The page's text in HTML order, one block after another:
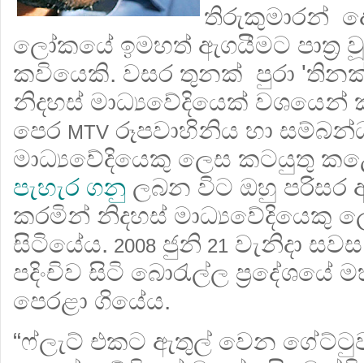
තිරුකුමාරන්
ලෝකයේ ඉමහත් ඇගයීමට පාත්‍ර
කවියෙකි. වසර තුනක් පුරා
නිදහස් මාධ්‍යවේදියෙක්
පෙර MTV රූපවාහිනිය හා
මාධ්‍යවේදියෙකු ලෙස කටයුතු
පැහැර ගනු ලබන විට ඔහු පරිසර
කරමින් නිදහස් මාධ්‍යවේදියෙකු
සිටියේය. 2008 ජුනි 21 වැනිදා
පදිංචිව සිටි බොරැල්ල
පෙරළා ගියේය.
“ෆ්ලැට් එකට ඇතුල් වෙන